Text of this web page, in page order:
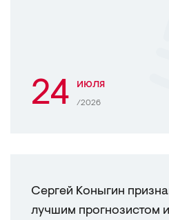
24 июля
/2026
Сергей Коныгин
лучшим прогнозистом